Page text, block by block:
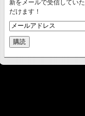
新をメールで受信していた
だけます！